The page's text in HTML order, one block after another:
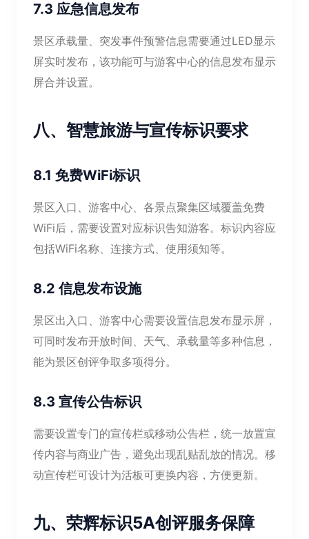
7.3 应急信息发布
景区承载量、突发事件预警信息需要通过LED显示
屏实时发布，该功能可与游客中心的信息发布显示
屏合并设置。
八、智慧旅游与宣传标识要求
8.1 免费WiFi标识
景区入口、游客中心、各景点聚集区域覆盖免费
WiFi后，需要设置对应标识告知游客。标识内容应
包括WiFi名称、连接方式、使用须知等。
8.2 信息发布设施
景区出入口、游客中心需要设置信息发布显示屏，
可同时发布开放时间、天气、承载量等多种信息，
能为景区创评争取多项得分。
8.3 宣传公告标识
需要设置专门的宣传栏或移动公告栏，统一放置宣
传内容与商业广告，避免出现乱贴乱放的情况。移
动宣传栏可设计为活板可更换内容，方便更新。
九、荣辉标识5A创评服务保障